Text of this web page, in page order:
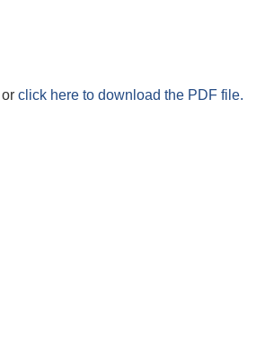
or click here to download the PDF file.